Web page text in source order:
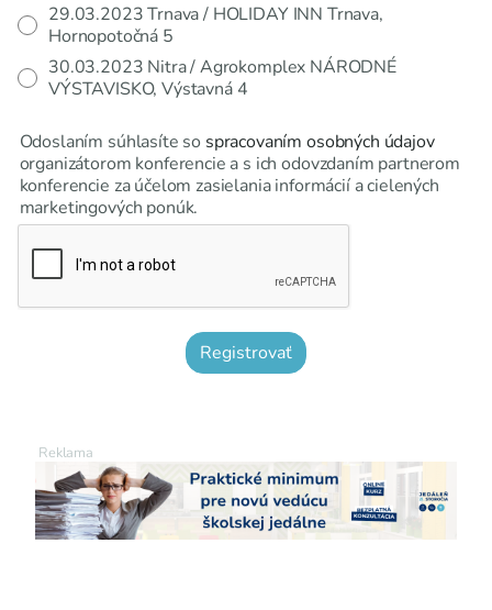
29.03.2023 Trnava / HOLIDAY INN Trnava,
Hornopotočná 5
30.03.2023 Nitra / Agrokomplex NÁRODNÉ
VÝSTAVISKO, Výstavná 4
Odoslaním súhlasíte so spracovaním osobných údajov
organizátorom konferencie a s ich odovzdaním partnerom
konferencie za účelom zasielania informácií a cielených
marketingových ponúk.
Registrovať